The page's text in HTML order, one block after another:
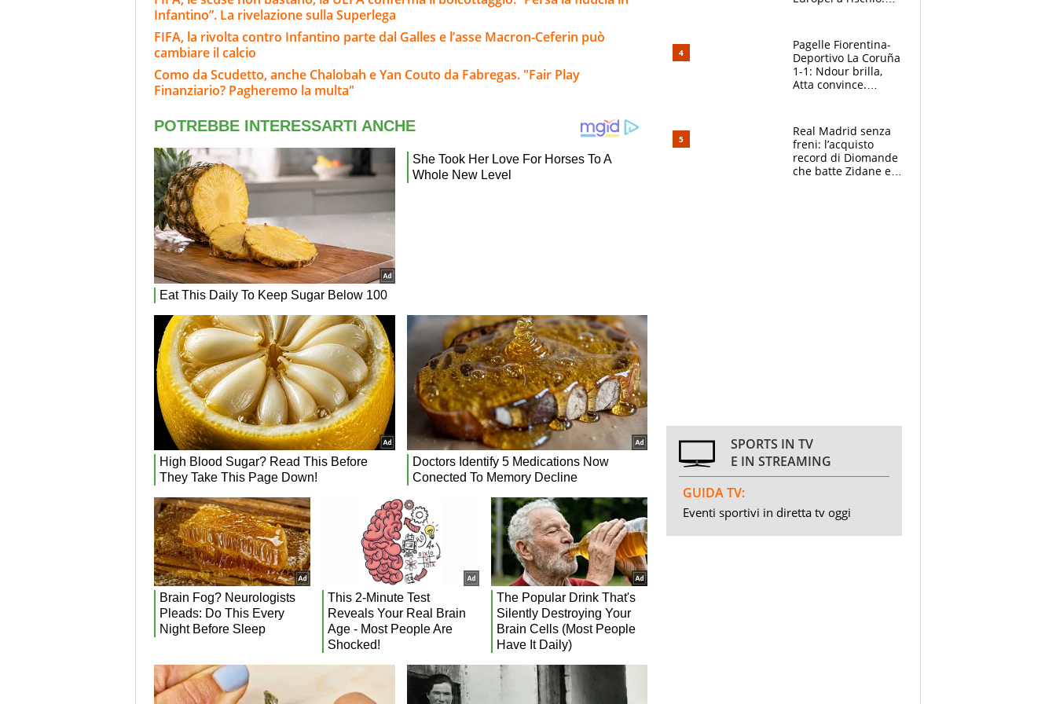
Infantino”. La rivelazione sulla Superlega
FIFA, la rivolta contro Infantino parte dal Galles e l’asse Macron-Ceferin può
cambiare il calcio
Como da Scudetto, anche Chalobah e Yan Couto da Fabregas. "Fair Play
Finanziario? Pagheremo la multa"
adesso
Pagelle Fiorentina-
Deportivo La Coruña
1-1: Ndour brilla,
Atta convince.
Real Madrid senza
freni: l’acquisto
record di Diomande
che batte Zidane e
SPORTS IN TV
E IN STREAMING
GUIDA TV:
Eventi sportivi in diretta tv oggi